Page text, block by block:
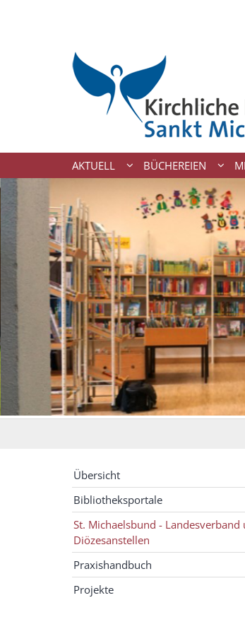
AKTUELL BÜCHEREIEN
Übersicht
Bibliotheksportale
St. Michaelsbund - Landesverband
Diözesanstellen
Praxishandbuch
Projekte